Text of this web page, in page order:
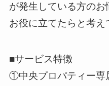
が発生している方のお
お役に立てたらと考え
■サービス特徴
①中央プロパティー専